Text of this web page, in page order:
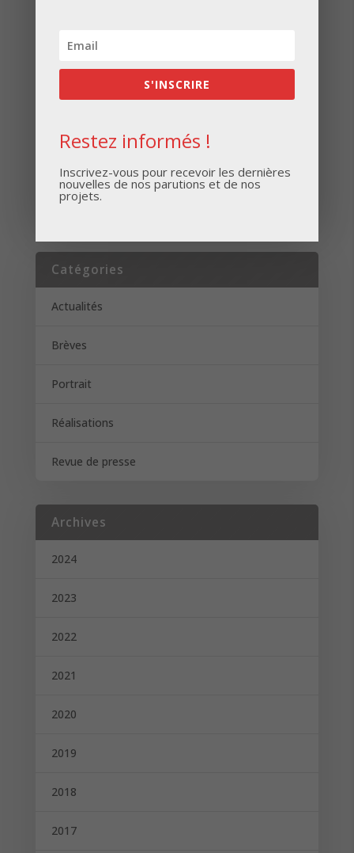
Inscrivez-vous pour recevoir les dernières
nouvelles de nos parutions et de nos projets.
S'INSCRIRE
Catégories
Actualités
Brèves
Portrait
Réalisations
Revue de presse
Archives
2024
2023
2022
2021
2020
2019
2018
2017
S'INSCRIRE
Restez informés !
Inscrivez-vous pour recevoir les dernières
nouvelles de nos parutions et de nos
projets.